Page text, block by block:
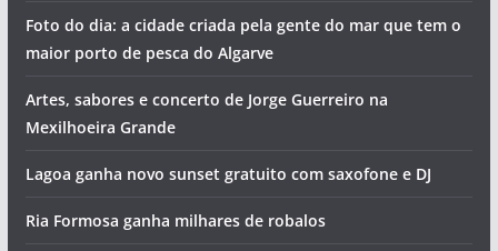
Foto do dia: a cidade criada pela gente do mar que tem o
maior porto de pesca do Algarve
Artes, sabores e concerto de Jorge Guerreiro na
Mexilhoeira Grande
Lagoa ganha novo sunset gratuito com saxofone e DJ
Ria Formosa ganha milhares de robalos